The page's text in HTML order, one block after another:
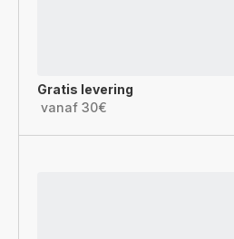
Gratis levering
vanaf 30€